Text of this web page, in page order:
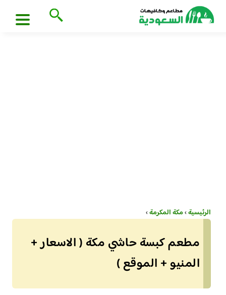
الرئيسية›مكة المكرمة›
مطعم كبسة حاشي مكة ( الاسعار +
المنيو + الموقع )